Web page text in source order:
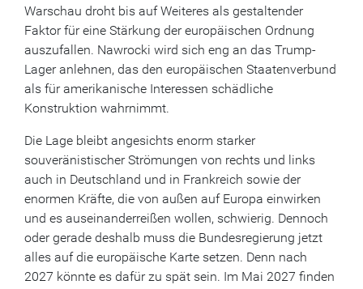
Warschau droht bis auf Weiteres als gestaltender
Faktor für eine Stärkung der europäischen Ordnung
auszufallen. Nawrocki wird sich eng an das Trump-
Lager anlehnen, das den europäischen Staatenverbund
als für amerikanische Interessen schädliche
Konstruktion wahrnimmt.
Die Lage bleibt angesichts enorm starker
souveränistischer Strömungen von rechts und links
auch in Deutschland und in Frankreich sowie der
enormen Kräfte, die von außen auf Europa einwirken
und es auseinanderreißen wollen, schwierig. Dennoch
oder gerade deshalb muss die Bundesregierung jetzt
alles auf die europäische Karte setzen. Denn nach
2027 könnte es dafür zu spät sein. Im Mai 2027 finden